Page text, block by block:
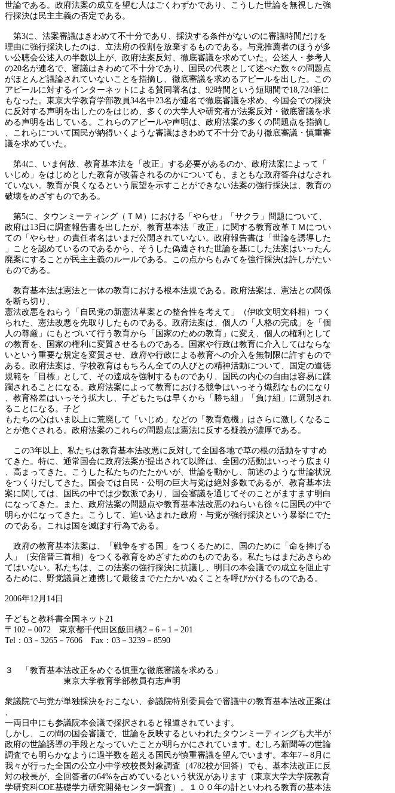
世論である。政府法案の成立を望む人はごくわずかであり、こうした世論を無視した強
行採決は民主主義の否定である。
第3に、法案審議はきわめて不十分であり、採決する条件がないのに審議時間だけを
理由に強行採決したのは、立法府の役割を放棄するものである。与党推薦者のほうが多
い公聴会公述人の半数以上が、政府法案反対、徹底審議を求めていた。公述人・参考人
の20名が連名で、審議はきわめて不十分であり、国民の代表として述べた数々の問題点
がほとんど議論されていないことを指摘し、徹底審議を求めるアピールを出した。この
アピールに対するインターネットによる賛同署名は、 92時間という短期間で18,724筆に
もなった。東京大学教育学部教員34名中23名が連名で徹底審議を求め、今国会での採決
に反対する声明を出したのをはじめ、多くの大学人や研究者が法案反対・徹底審議を求
める声明を出している。これらのアピールや声明は、政府法案の多くの問題点を指摘し
、これらについて国民が納得いくような審議はきわめて不十分であり徹底審議・慎重審
議を求めていた。
第4に、いま何故、教育基本法を「改正」する必要があるのか、政府法案によって「
いじめ」をはじめとした教育が改善されるのかについても、まともな政府答弁はなされ
ていない。教育が良くなるという展望を示すことができない法案の強行採決は、教育の
破壊をめざすものである。
第5に、タウンミーティング（ＴＭ）における「やらせ」「サクラ」問題について、
政府は13日に調査報告書を出したが、教育基本法「改正」に関する教育改革ＴＭについ
ての「やらせ」の責任者名はいまだ公開されていない。政府報告書は「世論を誘導した
」ことを認めているのであるから、そうした偽造された世論を基にした法案はいったん
廃案にすることが民主主義のルールである。この点からもみてを強行採決は許しがたい
ものである。
教育基本法は憲法と一体の教育における根本法規である。政府法案は、憲法との関係
を断ち切り、
憲法改悪をねらう「自民党の新憲法草案との整合性を考えて」（伊吹文明文科相）つく
られた、憲法改悪を先取りしたものである。政府法案は、個人の「人格の完成」を「個
人の尊厳」にもとづいて行う教育から「国家のための教育」に変え、個人の権利として
の教育を、国家の権利に変質させるものである。国家や行政は教育に介入してはならな
いという重要な規定を変質させ、政府や行政による教育への介入を無制限に許すもので
ある。政府法案は、学校教育はもちろん全ての人びとの精神活動について、国定の道徳
規範を「目標」として、その達成を強制するものであり、国民の内心の自由は容易に蹂
躙されることになる。政府法案によって教育における競争はいっそう熾烈なものになり
、教育格差はいっそう拡大し、子どもたちは早くから「勝ち組」「負け組」に選別され
ることになる。子ど
もたちの心はいま以上に荒廃して「いじめ」などの「教育危機」はさらに激しくなるこ
とが危ぐされる。政府法案のこれらの問題点は憲法に反する疑義が濃厚である。
この3年以上、私たちは教育基本法改悪に反対して全国各地で草の根の活動をすすめ
てきた。特に、通常国会に政府法案が提出されて以降は、全国の活動はいっそう広まり
、高まってきた。こうした私たちのたたかいが、世論を動かし、前述のような世論状況
をつくりだしてきた。国会では自民・公明の巨大与党は絶対多数であるが、教育基本法
案に関しては、国民の中では少数派であり、国会審議を通じてそのことがますます明白
になってきた。また、政府法案の問題点や教育基本法改悪のねらいも徐々に国民の中で
明らかになってきた。こうして、追い込まれた政府・与党が強行採決という暴挙にでた
のである。これは国を滅ぼす行為である。
政府の教育基本法案は、「戦争をする国」をつくるために、国のために「命を捧げる
人」（安倍晋三首相）をつくる教育をめざすためのものである。私たちはまだあきらめ
てはいない。私たちは、この法案の強行採決に抗議し、明日の本会議での成立を阻止す
るために、野党議員と連携して最後までたたかいぬくことを呼びかけるものである。
2006年12月14日
子どもと教科書全国ネット 21
〒 102－0072 東京都千代田区飯田橋2－6－1－201
Tel：03－3265－7606 Fax：03－3239－8590
３ 「教育基本法改正をめぐる慎重な徹底審議を求める」
東京大学教育学部教員有志声明
衆議院で与党が単独採決をおこない、参議院特別委員会で審議中の教育基本法改正案は
、
一両日中にも参議院本会議で採択されると報道されています。
しかし、この間の国会審議で、世論を反映するといわれたタウンミーティングも大半が
政府の世論誘導の手段となっていたことが明らかにされています。むしろ新聞等の世論
調査でも明らかなように過半数を超える国民が慎重審議を望んでいます。本年7～8月に
我々が行った全国の公立小中学校校長対象調査（4782校が回答）でも、基本法改正に反
対の校長が、全回答者の64%を占めているという状況があります（東京大学大学院教育
学研究科COE基礎学力研究開発センター調査）。１００年の計といわれる教育の基本法